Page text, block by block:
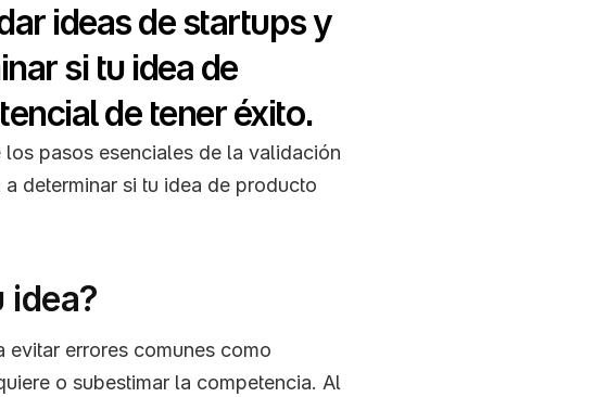
ideas de startups y
si tu idea de
los pasos esenciales de la validación
determinar si tu idea de producto
idea?
evitar errores comunes como
o subestimar la competencia. Al